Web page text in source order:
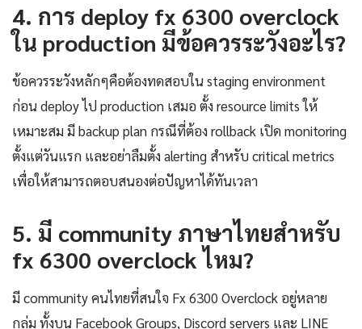
4. การ deploy fx 6300 overclock
ใน production มีข้อควรระวังอะไร?
ข้อควรระวังหลักๆคือต้องทดสอบใน staging environment
ก่อน deploy ไป production เสมอ ตั้ง resource limits ให้
เหมาะสม มี backup plan กรณีที่ต้อง rollback เปิด monitoring
ตั้งแต่วันแรก และอย่าลืมตั้ง alerting สำหรับ critical metrics
เพื่อให้สามารถตอบสนองต่อปัญหาได้ทันเวลา
5. มี community ภาษาไทยสำหรับ
fx 6300 overclock ไหม?
มี community คนไทยที่สนใจ Fx 6300 Overclock อยู่หลาย
กลุ่ม ทั้งบน Facebook Groups, Discord servers และ LINE